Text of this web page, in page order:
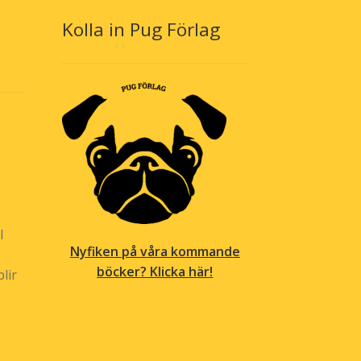
Kolla in Pug Förlag
Nyfiken på våra kommande
böcker? Klicka här!